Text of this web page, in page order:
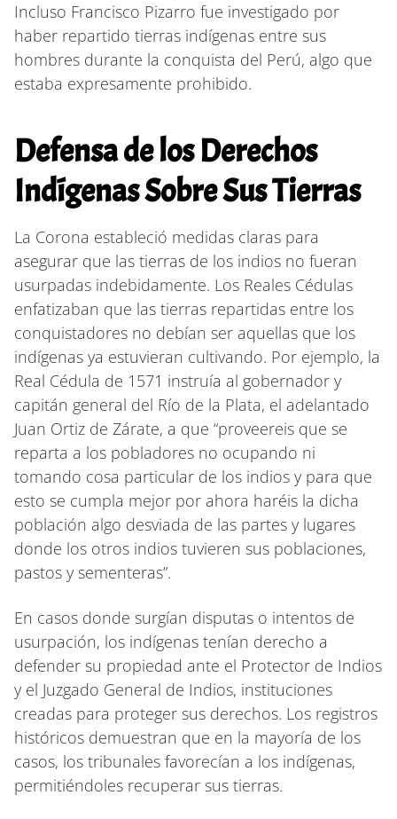
Incluso Francisco Pizarro fue investigado por
haber repartido tierras indígenas entre sus
hombres durante la conquista del Perú, algo que
estaba expresamente prohibido.
Defensa de los Derechos
Indígenas Sobre Sus Tierras
La Corona estableció medidas claras para
asegurar que las tierras de los indios no fueran
usurpadas indebidamente. Los Reales Cédulas
enfatizaban que las tierras repartidas entre los
conquistadores no debían ser aquellas que los
indígenas ya estuvieran cultivando. Por ejemplo, la
Real Cédula de 1571 instruía al gobernador y
capitán general del Río de la Plata, el adelantado
Juan Ortiz de Zárate, a que “proveereis que se
reparta a los pobladores no ocupando ni
tomando cosa particular de los indios y para que
esto se cumpla mejor por ahora haréis la dicha
población algo desviada de las partes y lugares
donde los otros indios tuvieren sus poblaciones,
pastos y sementeras”.
En casos donde surgían disputas o intentos de
usurpación, los indígenas tenían derecho a
defender su propiedad ante el Protector de Indios
y el Juzgado General de Indios, instituciones
creadas para proteger sus derechos. Los registros
históricos demuestran que en la mayoría de los
casos, los tribunales favorecían a los indígenas,
permitiéndoles recuperar sus tierras.